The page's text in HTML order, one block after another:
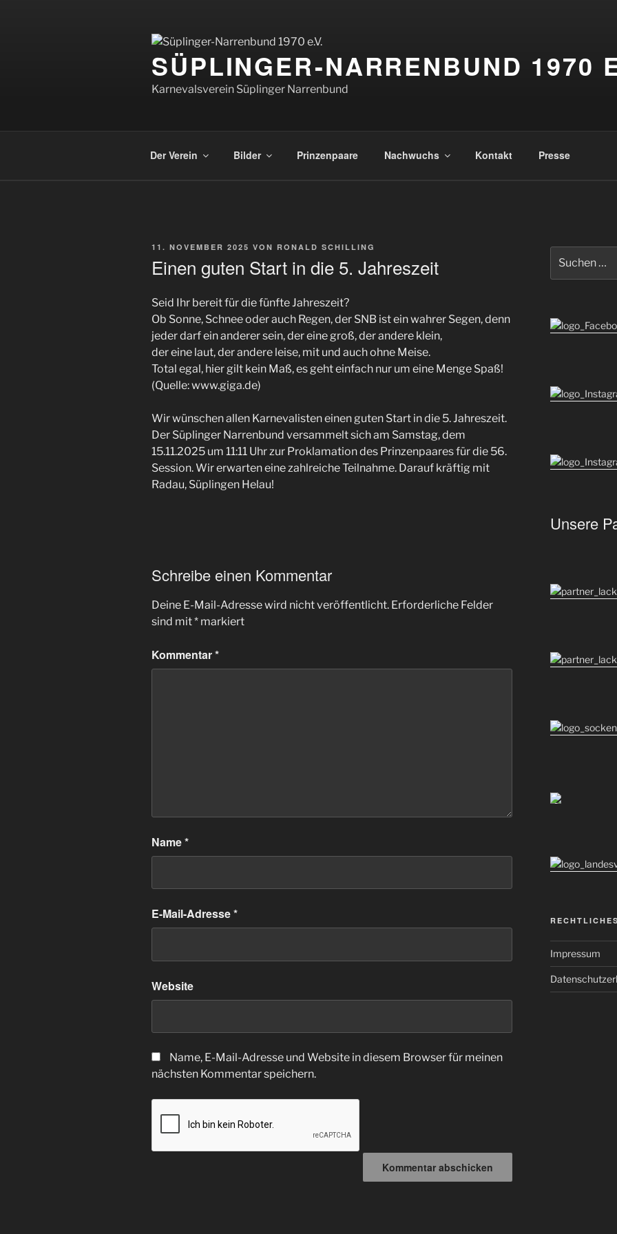
SÜPLINGER-NARRENBUND 1970
Karnevalsverein Süplinger Narrenbund
Der Verein Bilder Prinzenpaare Nachwuchs Kontakt Presse
VERÖFFENTLICHT
11. NOVEMBER 2025 VON RONALD SCHILLING
Einen guten Start in die 5. Jahreszeit
Seid Ihr bereit für die fünfte Jahreszeit?
Ob Sonne, Schnee oder auch Regen, der SNB ist ein wahrer Segen, denn
jeder darf ein anderer sein, der eine groß, der andere klein,
der eine laut, der andere leise, mit und auch ohne Meise.
Total egal, hier gilt kein Maß, es geht einfach nur um eine Menge Spaß!
(Quelle: www.giga.de)
Wir wünschen allen Karnevalisten einen guten Start in die 5. Jahreszeit.
Der Süplinger Narrenbund versammelt sich am Samstag, dem
15.11.2025 um 11:11 Uhr zur Proklamation des Prinzenpaares für die 56.
Session. Wir erwarten eine zahlreiche Teilnahme. Darauf kräftig mit
Radau, Süplingen Helau!
Schreibe einen Kommentar
Deine E-Mail-Adresse wird nicht veröffentlicht. Erforderliche Felder
sind mit* markiert
Kommentar*
Name*
E-Mail-Adresse*
Website
Name, E-Mail-Adresse und Website in diesem Browser für meinen
nächsten Kommentar speichern.
nach:
Unsere
Impressum